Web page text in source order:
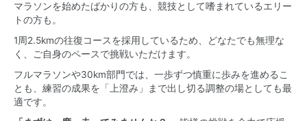
マラソンを始めたばかりの方も、競技として嗜まれているエリー
トの方も。
1周2.5kmの往復コースを採用しているため、どなたでも無理な
く、ご自身のペースで挑戦いただけます。
フルマラソンや30km部門では、一歩ずつ慎重に歩みを進めるこ
とも、練習の成果を「上澄み」まで出し切る調整の場としても最
適です。